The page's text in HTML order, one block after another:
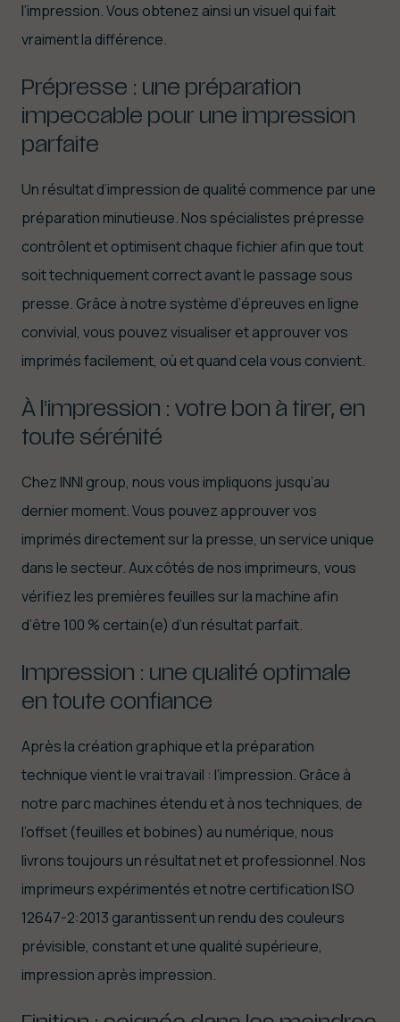
l’impression. Vous obtenez ainsi un visuel qui fait
vraiment la différence.
Prépresse : une préparation
impeccable pour une impression
parfaite
Un résultat d’impression de qualité commence par une
préparation minutieuse. Nos spécialistes prépresse
contrôlent et optimisent chaque fichier afin que tout
soit techniquement correct avant le passage sous
presse. Grâce à notre système d’épreuves en ligne
convivial, vous pouvez visualiser et approuver vos
imprimés facilement, où et quand cela vous convient.
À l’impression : votre bon à tirer, en
toute sérénité
Chez INNI group, nous vous impliquons jusqu’au
dernier moment. Vous pouvez approuver vos
imprimés directement sur la presse, un service unique
dans le secteur. Aux côtés de nos imprimeurs, vous
vérifiez les premières feuilles sur la machine afin
d’être 100 % certain(e) d’un résultat parfait.
Impression : une qualité optimale
en toute confiance
Après la création graphique et la préparation
technique vient le vrai travail : l’impression. Grâce à
notre parc machines étendu et à nos techniques, de
l’offset (feuilles et bobines) au numérique, nous
livrons toujours un résultat net et professionnel. Nos
imprimeurs expérimentés et notre certification ISO
12647-2:2013 garantissent un rendu des couleurs
prévisible, constant et une qualité supérieure,
impression après impression.